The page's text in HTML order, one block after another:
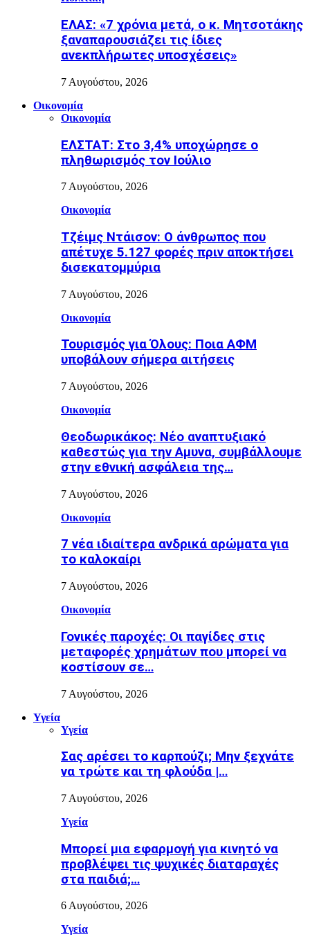
ΕΛΑΣ: «7 χρόνια μετά, ο κ. Μητσοτάκης
ξαναπαρουσιάζει τις ίδιες
ανεκπλήρωτες υποσχέσεις»
7 Αυγούστου, 2026
Οικονομία
Οικονομία
ΕΛΣΤΑΤ: Στο 3,4% υποχώρησε ο
πληθωρισμός τον Ιούλιο
7 Αυγούστου, 2026
Οικονομία
Τζέιμς Ντάισον: Ο άνθρωπος που
απέτυχε 5.127 φορές πριν αποκτήσει
δισεκατομμύρια
7 Αυγούστου, 2026
Οικονομία
Τουρισμός για Όλους: Ποια ΑΦΜ
υποβάλουν σήμερα αιτήσεις
7 Αυγούστου, 2026
Οικονομία
Θεοδωρικάκος: Νέο αναπτυξιακό
καθεστώς για την Αμυνα, συμβάλλουμε
στην εθνική ασφάλεια της…
7 Αυγούστου, 2026
Οικονομία
7 νέα ιδιαίτερα ανδρικά αρώματα για
το καλοκαίρι
7 Αυγούστου, 2026
Οικονομία
Γονικές παροχές: Οι παγίδες στις
μεταφορές χρημάτων που μπορεί να
κοστίσουν σε…
7 Αυγούστου, 2026
Υγεία
Υγεία
Σας αρέσει το καρπούζι; Μην ξεχνάτε
να τρώτε και τη φλούδα |…
7 Αυγούστου, 2026
Υγεία
Μπορεί μια εφαρμογή για κινητό να
προβλέψει τις ψυχικές διαταραχές
στα παιδιά;…
6 Αυγούστου, 2026
Υγεία